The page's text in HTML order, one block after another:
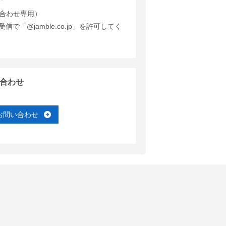
わせ専用）
で「@jamble.co.jp」を許可してく
わせ
問い合わせ